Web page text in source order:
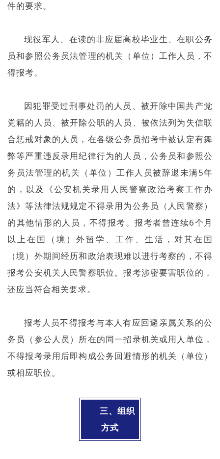
件的要求。
现役军人、在读的非应届高校毕业生、在职公务
员和参照公务员法管理的机关（单位）工作人员，不
得报考。
因犯罪受过刑事处罚的人员、被开除中国共产党
党籍的人员、被开除公职的人员、被依法列为失信联
合惩戒对象的人员，在各级公务员招考中被认定有舞
弊等严重违反录用纪律行为的人员，公务员和参照公
务员法管理的机关（单位）工作人员被辞退未满5年
的，以及《公安机关录用人民警察政治考察工作办
法》等法律法规规定不得录用为公务员（人民警察）
的其他情形的人员，不得报考。报考者曾连续6个月
以上在国（境）外留学、工作、生活，对其在国
（境）外期间经历和政治表现难以进行考察的，不得
报考公安机关人民警察职位。报考涉密要害职位的，
还应当符合相关要求。
报考人员不得报考与本人有应回避亲属关系的公
务员（参公人员）所在的同一招录机关或用人单位，
不得报考录用后即构成公务回避情形的机关（单位）
或相应职位。
三、组织
方式